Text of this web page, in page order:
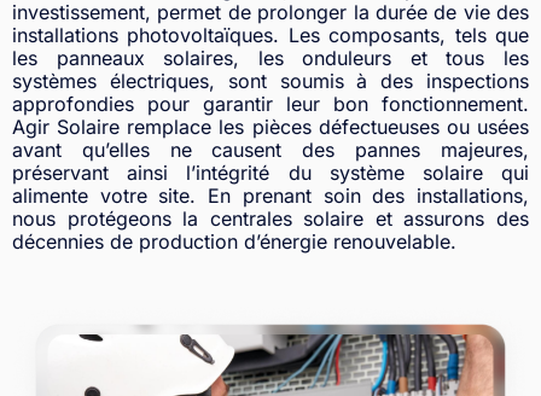
investissement, permet de prolonger la durée de vie des
installations photovoltaïques. Les composants, tels que
les panneaux solaires, les onduleurs et tous les
systèmes électriques, sont soumis à des inspections
approfondies pour garantir leur bon fonctionnement.
Agir Solaire remplace les pièces défectueuses ou usées
avant qu’elles ne causent des pannes majeures,
préservant ainsi l’intégrité du système solaire qui
alimente votre site. En prenant soin des installations,
nous protégeons la centrales solaire et assurons des
décennies de production d’énergie renouvelable.